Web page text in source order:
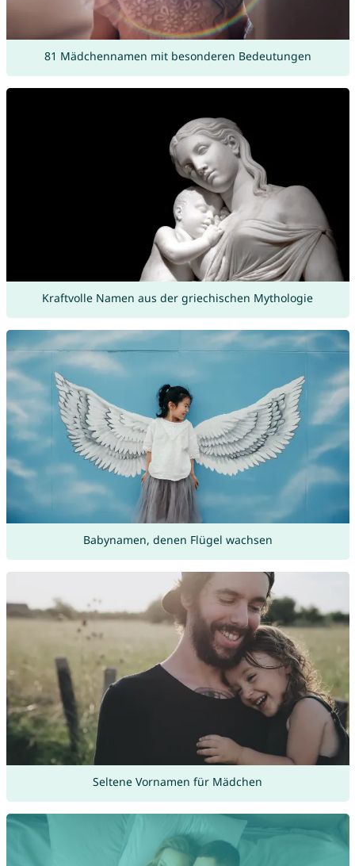
81 Mädchennamen mit besonderen Bedeutungen
Kraftvolle Namen aus der griechischen Mythologie
Babynamen, denen Flügel wachsen
Seltene Vornamen für Mädchen